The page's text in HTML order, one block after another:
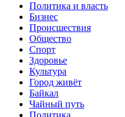
Политика и власть
Бизнес
Происшествия
Общество
Cпорт
Здоровье
Культура
Город живёт
Байкал
Чайный путь